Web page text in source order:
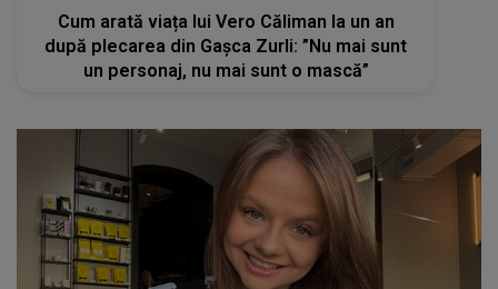
Cum arată viața lui Vero Căliman la un an
după plecarea din Gașca Zurli: ”Nu mai sunt
un personaj, nu mai sunt o mască”